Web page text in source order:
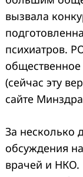
вызвала
психиатров.
(сейчас эту
сайте
За несколько
обсуждения
врачей и НКО.